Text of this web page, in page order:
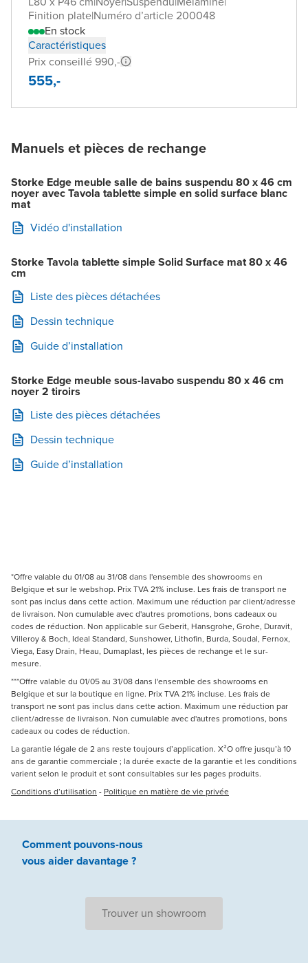
Finition plate|Numéro d’article 200048
En stock
Caractéristiques
Prix conseillé 990,-
555,-
Manuels et pièces de rechange
Storke Edge meuble salle de bains suspendu 80 x 46 cm
noyer avec Tavola tablette simple en solid surface blanc
mat
Vidéo d'installation
Storke Tavola tablette simple Solid Surface mat 80 x 46
cm
Liste des pièces détachées
Dessin technique
Guide d’installation
Storke Edge meuble sous-lavabo suspendu 80 x 46 cm
noyer 2 tiroirs
Liste des pièces détachées
Dessin technique
Guide d’installation
*Offre valable du 01/08 au 31/08 dans l'ensemble des showrooms en
Belgique et sur le webshop. Prix TVA 21% incluse. Les frais de transport ne
sont pas inclus dans cette action. Maximum une réduction par client/adresse
de livraison. Non cumulable avec d'autres promotions, bons cadeaux ou
codes de réduction. Non applicable sur Geberit, Hansgrohe, Grohe, Duravit,
Villeroy & Boch, Ideal Standard, Sunshower, Lithofin, Burda, Soudal, Fernox,
Viega, Easy Drain, Heau, Dumaplast, les pièces de rechange et le sur-
mesure.
***Offre valable du 01/05 au 31/08 dans l'ensemble des showrooms en
Belgique et sur la boutique en ligne. Prix TVA 21% incluse. Les frais de
transport ne sont pas inclus dans cette action. Maximum une réduction par
client/adresse de livraison. Non cumulable avec d'autres promotions, bons
cadeaux ou codes de réduction.
La garantie légale de 2 ans reste toujours d’application. X²O offre jusqu’à 10
ans de garantie commerciale ; la durée exacte de la garantie et les conditions
varient selon le produit et sont consultables sur les pages produits.
Conditions d’utilisation - Politique en matière de vie privée
Comment pouvons-nous
vous aiderdavantage ?
Trouver un showroom